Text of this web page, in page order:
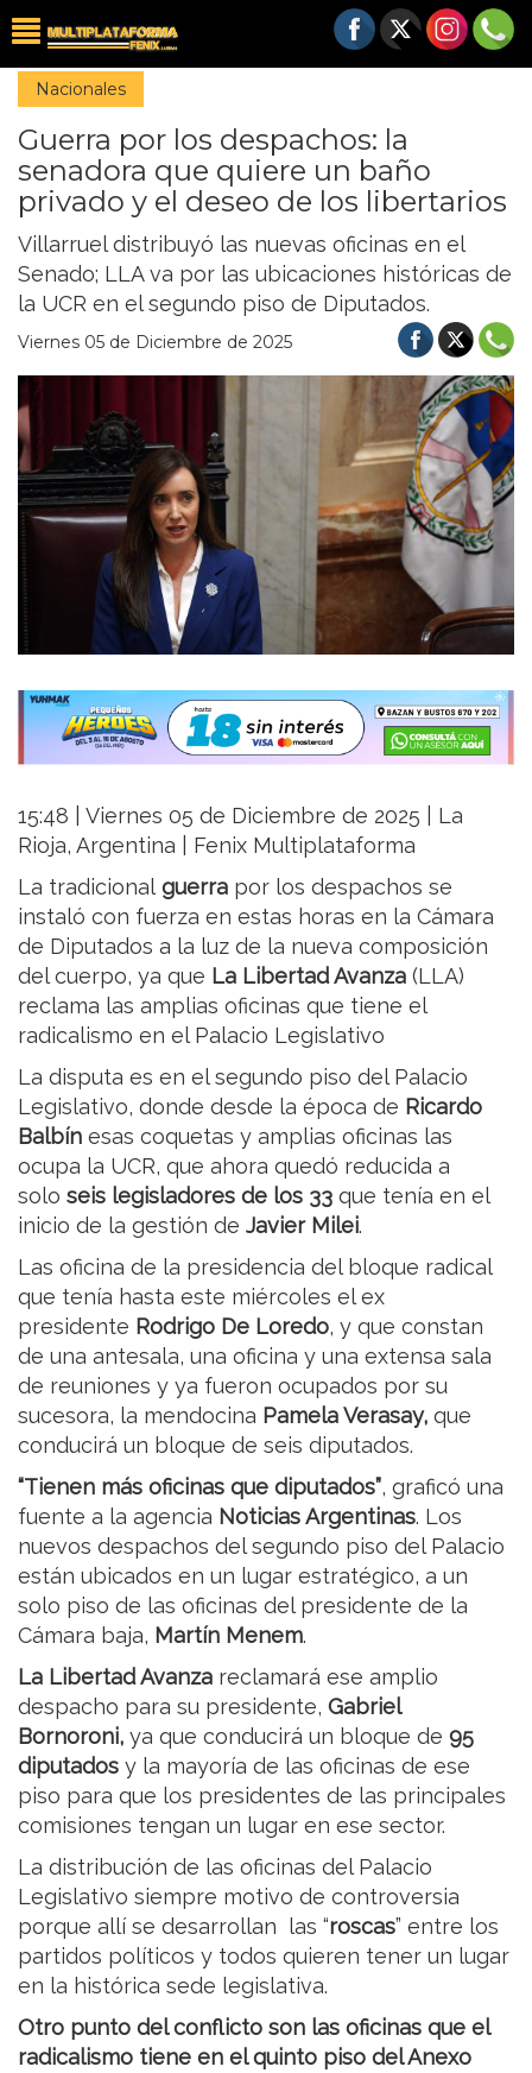
Nacionales
Guerra por los despachos: la
senadora que quiere un baño
privado y el deseo de los libertarios
Villarruel distribuyó las nuevas oficinas en el
Senado; LLA va por las ubicaciones históricas de
la UCR en el segundo piso de Diputados.
Viernes 05 de Diciembre de 2025
15:48 | Viernes 05 de Diciembre de 2025 | La
Rioja, Argentina | Fenix Multiplataforma
La tradicionalguerra por los despachos se
instaló con fuerza en estas horas en la Cámara
de Diputados a la luz de la nueva composición
del cuerpo, ya que La Libertad Avanza (LLA)
reclama las amplias oficinas que tiene el
radicalismo en el Palacio Legislativo
La disputa es en el segundo piso del Palacio
Legislativo, donde desde la época de Ricardo
Balbín esas coquetas y amplias oficinas las
ocupa la UCR, que ahora quedó reducida a
solo seis legisladores de los 33 que tenía en el
inicio de la gestión de Javier Milei.
Las oficina de la presidencia del bloque radical
que tenía hasta este miércoles el ex
presidente Rodrigo De Loredo, y que constan
de una antesala, una oficina y una extensa sala
de reuniones y ya fueron ocupados por su
sucesora, la mendocina Pamela Verasay, que
conducirá un bloque de seis diputados.
“Tienen más oficinas que diputados”, graficó una
fuente a la agencia Noticias Argentinas. Los
nuevos despachos del segundo piso del Palacio
están ubicados en un lugar estratégico, a un
solo piso de las oficinas del presidente de la
Cámara baja, Martín Menem.
La Libertad Avanza reclamará ese amplio
despacho para su presidente, Gabriel
Bornoroni, ya que conducirá un bloque de 95
diputados y la mayoría de las oficinas de ese
piso para que los presidentes de las principales
comisiones tengan un lugar en ese sector.
La distribución de las oficinas del Palacio
Legislativo siempre motivo de controversia
porque allí se desarrollan las “roscas” entre los
partidos políticos y todos quieren tener un lugar
en la histórica sede legislativa.
Otro punto del conflicto son las oficinas que el
radicalismo tiene en el quinto piso del Anexo